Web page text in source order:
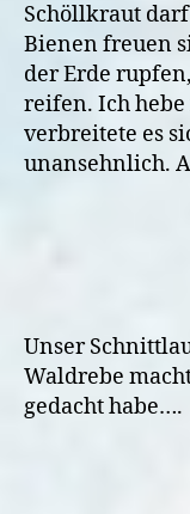
Schöllkraut
Bienen freuen
der Erde
reifen. Ich
verbreitete es
unansehnlich.
Unser
Waldrebe
gedacht habe….